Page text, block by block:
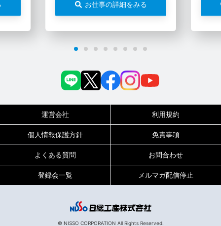
0120-717-450
平日9:00～19:00（土日祝は18:00まで）
お仕事の詳細をみる
運営会社 利用規約
個人情報保護方針 免責事項
よくある質問 お問合わせ
登録会一覧 メルマガ配信停止
© NISSO CORPORATION All Rights Reserved.